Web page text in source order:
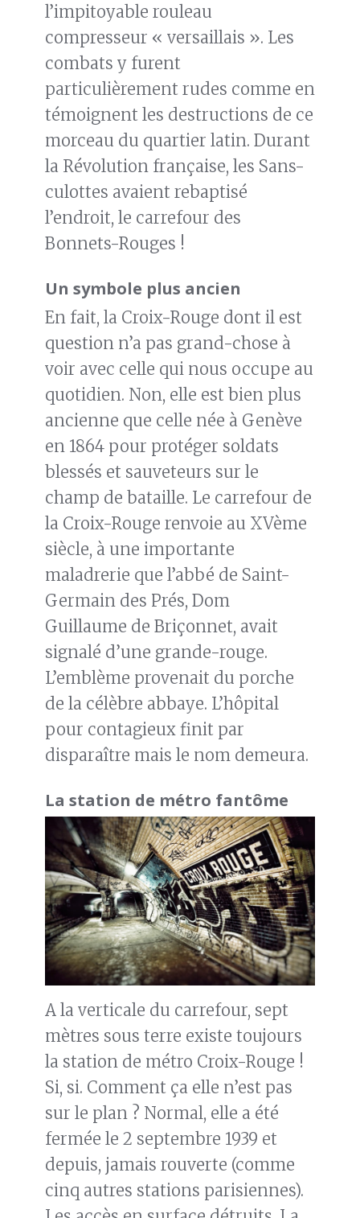
l’impitoyable rouleau
compresseur « versaillais ». Les
combats y furent
particulièrement rudes comme en
témoignent les destructions de ce
morceau du quartier latin. Durant
la Révolution française, les Sans-
culottes avaient rebaptisé
l’endroit, le carrefour des
Bonnets-Rouges !
Un symbole plus ancien
En fait, la Croix-Rouge dont il est
question n’a pas grand-chose à
voir avec celle qui nous occupe au
quotidien. Non, elle est bien plus
ancienne que celle née à Genève
en 1864 pour protéger soldats
blessés et sauveteurs sur le
champ de bataille. Le carrefour de
la Croix-Rouge renvoie au XVème
siècle, à une importante
maladrerie que l’abbé de Saint-
Germain des Prés, Dom
Guillaume de Briçonnet, avait
signalé d’une grande-rouge.
L’emblème provenait du porche
de la célèbre abbaye. L’hôpital
pour contagieux finit par
disparaître mais le nom demeura.
La station de métro fantôme
A la verticale du carrefour, sept
mètres sous terre existe toujours
la station de métro Croix-Rouge !
Si, si. Comment ça elle n’est pas
sur le plan ? Normal, elle a été
fermée le 2 septembre 1939 et
depuis, jamais rouverte (comme
cinq autres stations parisiennes).